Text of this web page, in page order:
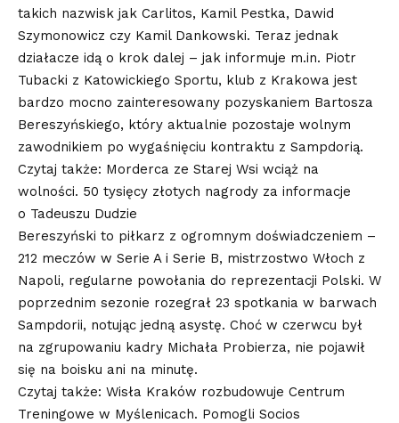
takich nazwisk jak Carlitos, Kamil Pestka, Dawid
Szymonowicz czy Kamil Dankowski. Teraz jednak
działacze idą o krok dalej – jak informuje m.in. Piotr
Tubacki z Katowickiego Sportu, klub z Krakowa jest
bardzo mocno zainteresowany pozyskaniem Bartosza
Bereszyńskiego, który aktualnie pozostaje wolnym
zawodnikiem po wygaśnięciu kontraktu z Sampdorią.
Czytaj także: Morderca ze Starej Wsi wciąż na
wolności. 50 tysięcy złotych nagrody za informacje
o Tadeuszu Dudzie
Bereszyński to piłkarz z ogromnym doświadczeniem –
212 meczów w Serie A i Serie B, mistrzostwo Włoch z
Napoli, regularne powołania do reprezentacji Polski. W
poprzednim sezonie rozegrał 23 spotkania w barwach
Sampdorii, notując jedną asystę. Choć w czerwcu był
na zgrupowaniu kadry Michała Probierza, nie pojawił
się na boisku ani na minutę.
Czytaj także: Wisła Kraków rozbudowuje Centrum
Treningowe w Myślenicach. Pomogli Socios